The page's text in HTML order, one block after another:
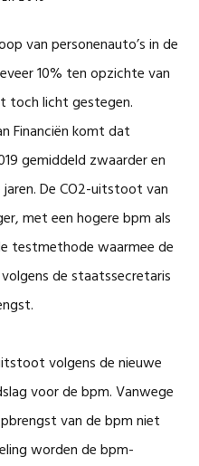
van personenauto’s in de
10% ten opzichte van
toch licht gestegen.
Financiën komt dat
gemiddeld zwaarder en
De CO2-uitstoot van
met een hogere bpm als
testmethode waarmee de
de staatssecretaris
volgens de nieuwe
voor de bpm. Vanwege
van de bpm niet
worden de bpm-